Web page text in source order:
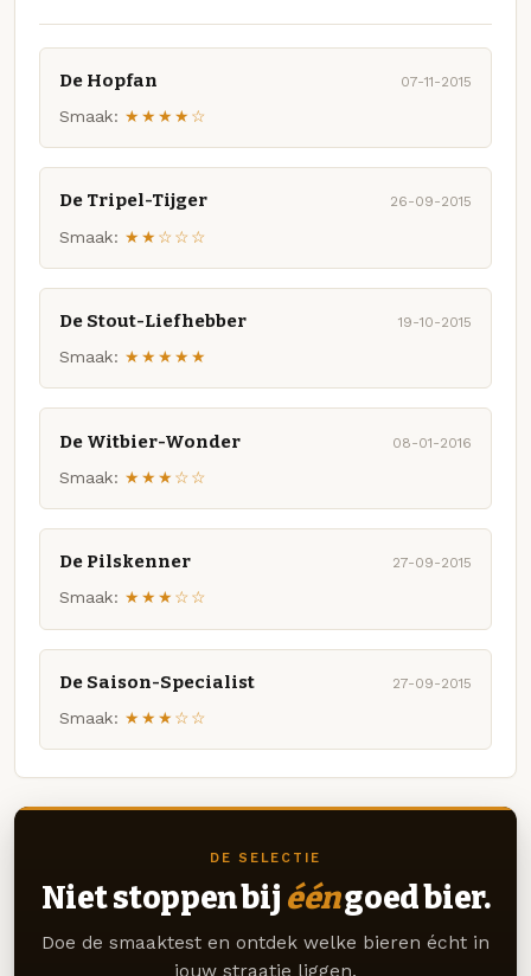
De Hopfan 07-11-2015
Smaak: ★★★★☆
De Tripel-Tijger 26-09-2015
Smaak: ★★☆☆☆
De Stout-Liefhebber 19-10-2015
Smaak: ★★★★★
De Witbier-Wonder 08-01-2016
Smaak: ★★★☆☆
De Pilskenner 27-09-2015
Smaak: ★★★☆☆
De Saison-Specialist 27-09-2015
Smaak: ★★★☆☆
DE SELECTIE
Niet stoppen bij ééngoed bier.
Doe de smaaktest en ontdek welke bieren écht in